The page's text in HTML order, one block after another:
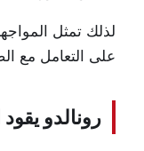
لذلك تمثل
على التعامل مع
رونالدو